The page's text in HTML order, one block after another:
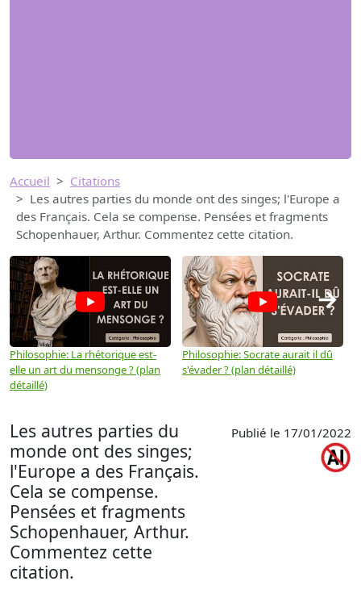
Accueil
Citations
Les autres parties du monde ont des singes; l'Europe a
des Français. Cela se compense. Pensées et fragments
Schopenhauer, Arthur. Commentez cette citation.
Philosophie: La rhétorique est-
elle un art du mensonge ? (plan
détaillé)
Philosophie: Socrate aurait il dû
s'évader ? (plan détaillé)
→
Les autres parties du
monde ont des singes;
l'Europe a des Français.
Cela se compense.
Pensées et fragments
Schopenhauer, Arthur.
Commentez cette
citation.
Publié le 17/01/2022